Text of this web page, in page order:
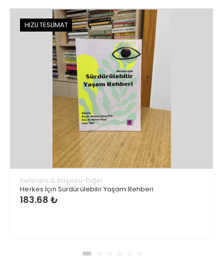
HIZLI TESLİMAT
Referans & Başvuru-Diğer
Herkes İçin Sürdürülebilir Yaşam Rehberi
183.68 ₺